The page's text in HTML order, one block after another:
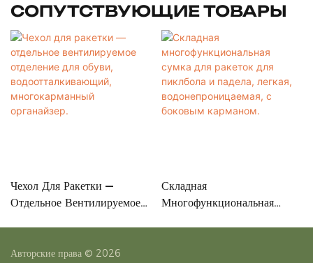
СОПУТСТВУЮЩИЕ ТОВАРЫ
Чехол Для Ракетки —
Отдельное Вентилируемое
Многокарманный
Складная
Многофункциональная
Авторские права © 2026